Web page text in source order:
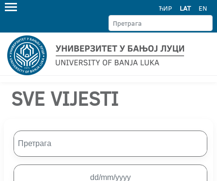
ЋИР LAT EN
SVE VIJESTI